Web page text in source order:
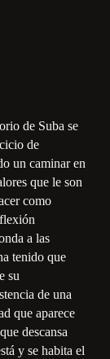
de Suba se
de
un caminar en
que le son
como
a las
tenido que
su
de una
que aparece
descansa
y se habita el